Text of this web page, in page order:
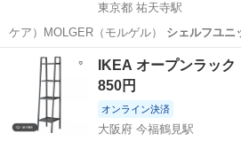
東京都 祐天寺駅
ケア）MOLGER（モルゲル） シェルフユニ
なっている…
東京 収納家具
IKEA オープンラック
850円
オンライン決済
大阪府 今福鶴見駅